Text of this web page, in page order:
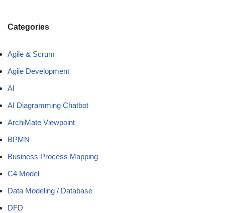
Categories
Agile & Scrum
Agile Development
AI
AI Diagramming Chatbot
ArchiMate Viewpoint
BPMN
Business Process Mapping
C4 Model
Data Modeling / Database
DFD